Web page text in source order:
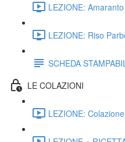
LEZIONE:
LEZIONE: Riso
SCHEDA
LE COLAZIONI
LEZIONE: